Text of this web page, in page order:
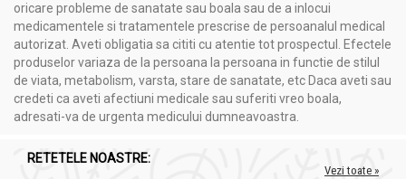
oricare probleme de sanatate sau boala sau de a inlocui
medicamentele si tratamentele prescrise de persoanalul medical
autorizat. Aveti obligatia sa cititi cu atentie tot prospectul. Efectele
produselor variaza de la persoana la persoana in functie de stilul
de viata, metabolism, varsta, stare de sanatate, etc Daca aveti sau
credeti ca aveti afectiuni medicale sau suferiti vreo boala,
adresati-va de urgenta medicului dumneavoastra.
RETETELE NOASTRE:
Vezi toate »